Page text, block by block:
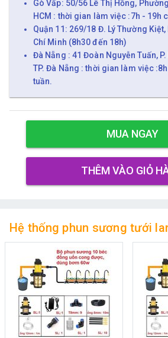
Gò Vấp: 50/56 Lê Thị Hồng,
HCM : thời gian làm việc :7h - 19h
Quận 11: 269/18 Đ. Lý Thường
Chí Minh (8h30 đến 18h)
Đà Nẵng : 41 Đoàn Nguyễn Tuấn,
TP. Đà Nẵng : thời gian làm việc
tuần.
MUA NGAY
THÊM VÀO GIỎ
Hệ thống phun sương tưới